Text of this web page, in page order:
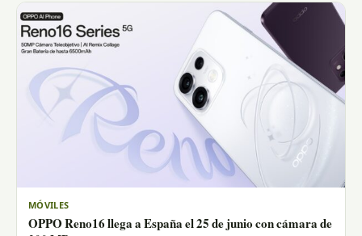
MÓVILES
OPPO Reno16 llega a España el 25 de junio con cámara de